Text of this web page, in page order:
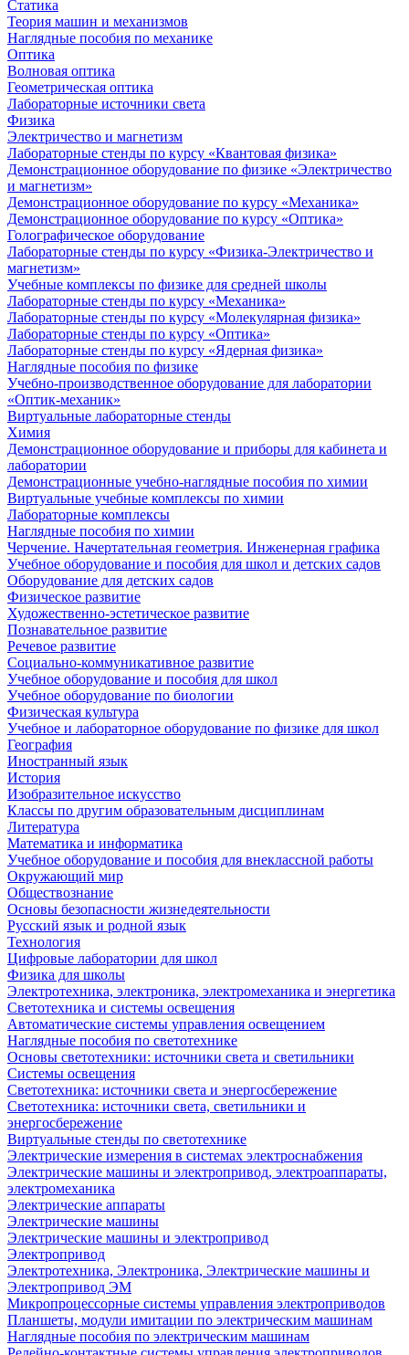
Статика
Теория машин и механизмов
Наглядные пособия по механике
Оптика
Волновая оптика
Геометрическая оптика
Лабораторные источники света
Физика
Электричество и магнетизм
Лабораторные стенды по курсу «Квантовая физика»
Демонстрационное оборудование по физике «Электричество
и магнетизм»
Демонстрационное оборудование по курсу «Механика»
Демонстрационное оборудование по курсу «Оптика»
Голографическое оборудование
Лабораторные стенды по курсу «Физика-Электричество и
магнетизм»
Учебные комплексы по физике для средней школы
Лабораторные стенды по курсу «Механика»
Лабораторные стенды по курсу «Молекулярная физика»
Лабораторные стенды по курсу «Оптика»
Лабораторные стенды по курсу «Ядерная физика»
Наглядные пособия по физике
Учебно-производственное оборудование для лаборатории
«Оптик-механик»
Виртуальные лабораторные стенды
Химия
Демонстрационное оборудование и приборы для кабинета и
лаборатории
Демонстрационные учебно-наглядные пособия по химии
Виртуальные учебные комплексы по химии
Лабораторные комплексы
Наглядные пособия по химии
Черчение. Начертательная геометрия. Инженерная графика
Учебное оборудование и пособия для школ и детских садов
Оборудование для детских садов
Физическое развитие
Художественно-эстетическое развитие
Познавательное развитие
Речевое развитие
Социально-коммуникативное развитие
Учебное оборудование и пособия для школ
Учебное оборудование по биологии
Физическая культура
Учебное и лабораторное оборудование по физике для школ
География
Иностранный язык
История
Изобразительное искусство
Классы по другим образовательным дисциплинам
Литература
Математика и информатика
Учебное оборудование и пособия для внеклассной работы
Окружающий мир
Обществознание
Основы безопасности жизнедеятельности
Русский язык и родной язык
Технология
Цифровые лаборатории для школ
Физика для школы
Электротехника, электроника, электромеханика и энергетика
Светотехника и системы освещения
Автоматические системы управления освещением
Наглядные пособия по светотехнике
Основы светотехники: источники света и светильники
Системы освещения
Светотехника: источники света и энергосбережение
Светотехника: источники света, светильники и
энергосбережение
Виртуальные стенды по светотехнике
Электрические измерения в системах электроснабжения
Электрические машины и электропривод, электроаппараты,
электромеханика
Электрические аппараты
Электрические машины
Электрические машины и электропривод
Электропривод
Электротехника, Электроника, Электрические машины и
Электропривод ЭМ
Микропроцессорные системы управления электроприводов
Планшеты, модули имитации по электрическим машинам
Наглядные пособия по электрическим машинам